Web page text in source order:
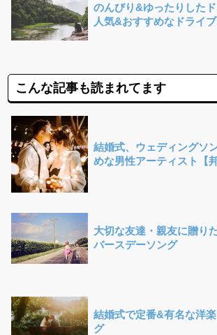
のんびり&ゆったりした
人気&おすすめなドライ
こんな記事も読まれてます
結婚式、ウェディングソ
めな男性アーティスト【
大切な友達・親友に贈り
バースデーソング
結婚式で定番&有名な洋
グ